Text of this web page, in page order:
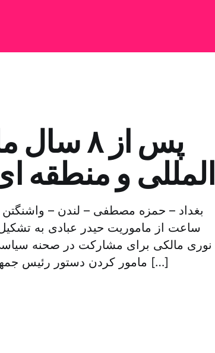
پس از ۸
المللی و منطقه
ساعت از ماموریت حیدر عبادی به
نوری مالکی برای مشارکت در صحنه
مامور کردن دستور رئیس جمهور عراق به تشکیل کابینه توسط عبادی را […]